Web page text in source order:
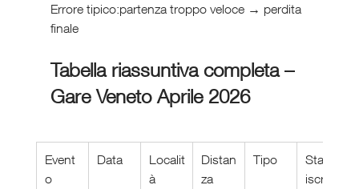
Errore tipico:partenza troppo veloce → perdita
finale
Tabella riassuntiva completa –
Gare Veneto Aprile 2026
Event
o
Data
Localit
à
Distan
za
Tipo
Stato
iscrizi